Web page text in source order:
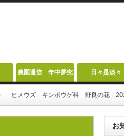
農園通信 年中夢究 日々是淡々
ヒメウズ キンポウゲ科 野良の花
お